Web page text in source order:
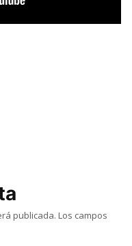
publicada. Los campos